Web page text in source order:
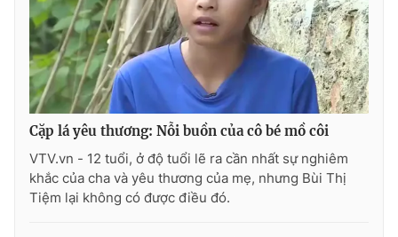
Video Shorts video
VTV Money VTV Thể thao
VTV Sức khoẻ Bất động sản
Thị trường 24h Tấm lòng Việt
Cặp lá yêu thương: Nỗi buồn của cô bé mồ côi
VTV.vn - 12 tuổi, ở độ tuổi lẽ ra cần nhất sự nghiêm
khắc của cha và yêu thương của mẹ, nhưng Bùi Thị
Tiệm lại không có được điều đó.